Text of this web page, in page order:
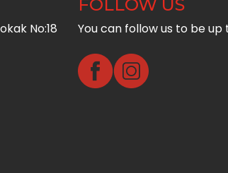
No:18
FOLLOW US
You can follow us to be